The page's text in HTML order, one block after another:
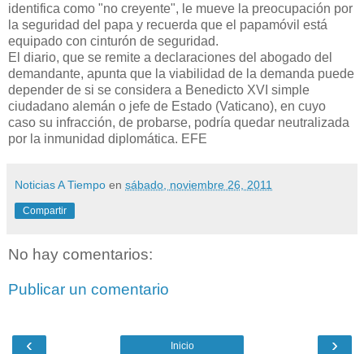
identifica como "no creyente", le mueve la preocupación por
la seguridad del papa y recuerda que el papamóvil está
equipado con cinturón de seguridad.
El diario, que se remite a declaraciones del abogado del
demandante, apunta que la viabilidad de la demanda puede
depender de si se considera a Benedicto XVI simple
ciudadano alemán o jefe de Estado (Vaticano), en cuyo
caso su infracción, de probarse, podría quedar neutralizada
por la inmunidad diplomática. EFE
Noticias A Tiempo en sábado, noviembre 26, 2011
Compartir
No hay comentarios:
Publicar un comentario
‹ ›
Inicio